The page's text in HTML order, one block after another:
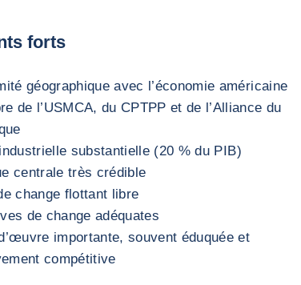
forts
géographique avec l’économie américaine
de l’USMCA, du CPTPP et de l’Alliance du
substantielle (20 % du PIB)
centrale très crédible
change flottant libre
de change adéquates
importante, souvent éduquée et
compétitive